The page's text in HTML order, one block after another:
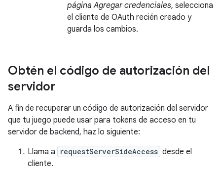
página Agregar credenciales, selecciona
el cliente de OAuth recién creado y
guarda los cambios.
Obtén el código de autorización del
servidor
A fin de recuperar un código de autorización del servidor
que tu juego puede usar para tokens de acceso en tu
servidor de backend, haz lo siguiente:
Llama a
requestServerSideAccess desde el
cliente.